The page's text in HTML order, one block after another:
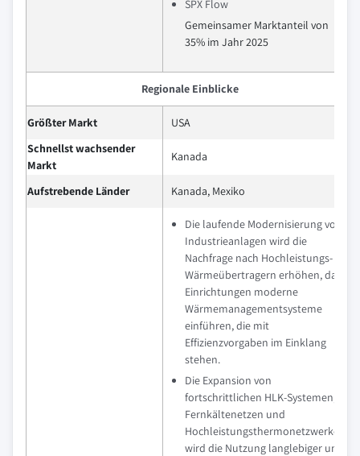
SPX Flow
Gemeinsamer Marktanteil von
35% im Jahr 2025
Regionale Einblicke
Größter Markt
USA
Schnellst wachsender
Markt
Kanada
Aufstrebende Länder Kanada, Mexiko
Die laufende Modernisierung von
Industrieanlagen wird die
Nachfrage nach Hochleistungs-
Wärmeübertragern erhöhen, da
Einrichtungen moderne
Wärmemanagementsysteme
einführen, die mit
Effizienzvorgaben im Einklang
stehen.
Die Expansion von
fortschrittlichen HLK-Systemen,
Fernkältenetzen und
Hochleistungsthermonetzwerken
wird die Nutzung langlebiger und